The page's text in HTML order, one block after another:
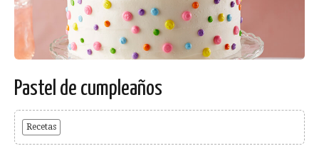
Pastel de cumpleaños
Recetas